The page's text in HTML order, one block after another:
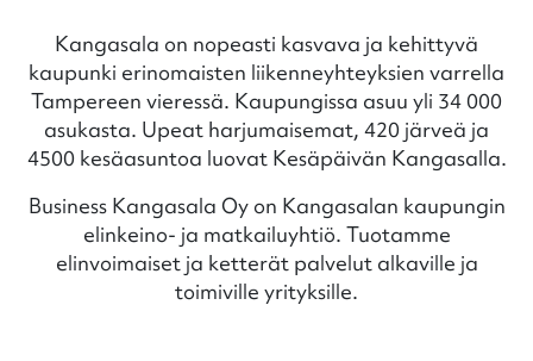
Kangasala on nopeasti kasvava ja kehittyvä
kaupunki erinomaisten liikenneyhteyksien varrella
Tampereen vieressä. Kaupungissa asuu yli 34 000
asukasta. Upeat harjumaisemat, 420 järveä ja
4500 kesäasuntoa luovat Kesäpäivän Kangasalla.
Business Kangasala Oy on Kangasalan kaupungin
elinkeino- ja matkailuyhtiö. Tuotamme
elinvoimaiset ja ketterät palvelut alkaville ja
toimiville yrityksille.